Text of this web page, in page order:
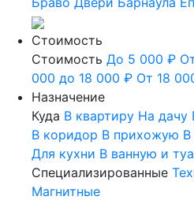
Стоимость
Стоимость До 5 000 ₽
000 до 18 000 ₽ От 18
Назначение
Куда В квартиру На дачу
В коридор В прихожую В
Для кухни В ванную и
Специализированные
Магнитные